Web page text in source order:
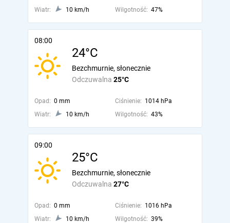
Wiatr: 10 km/h Wilgotność: 47%
08:00
24°C
Odczuwalna 25°C
Bezchmurnie, słonecznie
Opad: 0 mm Ciśnienie: 1014 hPa
Wiatr:
10 km/h Wilgotność: 43%
09:00
25°C
Odczuwalna 27°C
Bezchmurnie, słonecznie
Opad: 0 mm Ciśnienie: 1016 hPa
Wiatr:
10 km/h Wilgotność: 39%